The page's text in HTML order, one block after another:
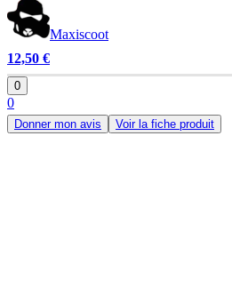
Maxiscoot
12,50 €
0
0
Donner mon avis Voir la fiche produit